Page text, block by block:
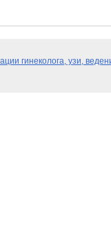
гинеколога, узи,